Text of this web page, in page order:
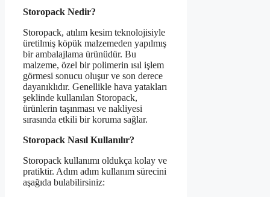
Storopack Nedir?
Storopack, atılım kesim teknolojisiyle
üretilmiş köpük malzemeden yapılmış
bir ambalajlama ürünüdür. Bu
malzeme, özel bir polimerin ısıl işlem
görmesi sonucu oluşur ve son derece
dayanıklıdır. Genellikle hava yatakları
şeklinde kullanılan Storopack,
ürünlerin taşınması ve nakliyesi
sırasında etkili bir koruma sağlar.
Storopack Nasıl Kullanılır?
Storopack kullanımı oldukça kolay ve
pratiktir. Adım adım kullanım sürecini
aşağıda bulabilirsiniz: